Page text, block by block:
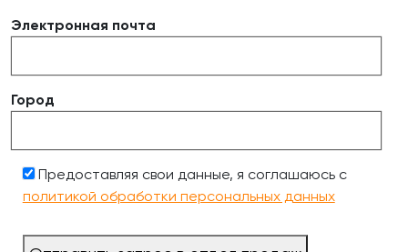
Электронная почта
Город
Предоставляя свои данные, я соглашаюсь с
политикой обработки персональных данных